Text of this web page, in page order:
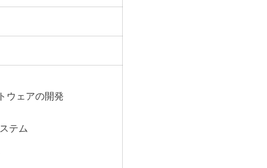
ウェアの開発
テム